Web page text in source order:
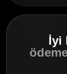
İyi